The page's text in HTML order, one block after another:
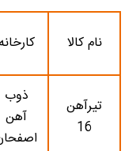
نام کالا کارخانه
تیرآهن
16
ذوب
آهن